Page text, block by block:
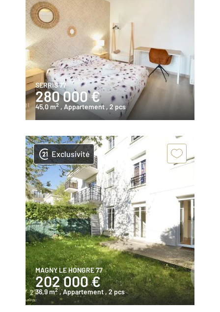
SERRIS 77
280 000 €
45,0 m2 , Appartement, 2 pcs
Exclusivité
MAGNY LE HONGRE 77
202 000 €
36,9 m2 , Appartement , 2 pcs